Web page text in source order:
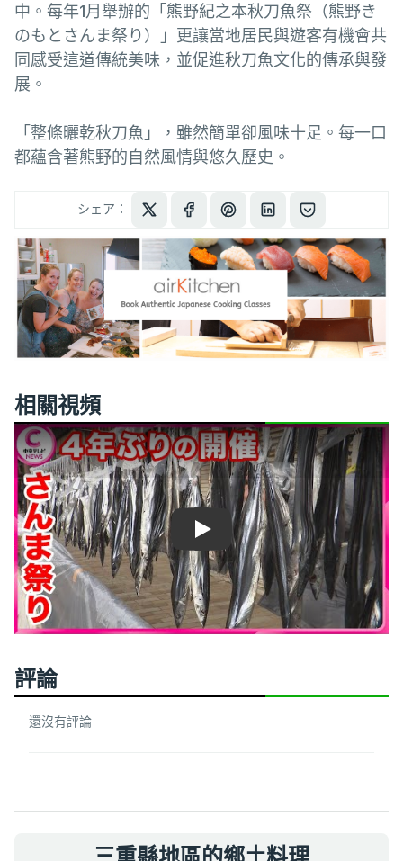
中。每年1月舉辦的「熊野紀之本秋刀魚祭（熊野き
のもとさんま祭り）」更讓當地居民與遊客有機會共
同感受這道傳統美味，並促進秋刀魚文化的傳承與發
展。
「整條曬乾秋刀魚」，雖然簡單卻風味十足。每一口
都蘊含著熊野的自然風情與悠久歷史。
シェア：
相關視頻
Play
評論
還沒有評論